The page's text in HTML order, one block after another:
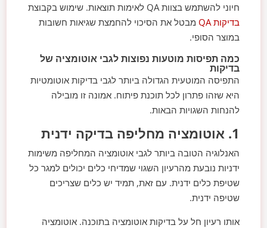
חיוני להשתמש בצוות QA לאימות תוצאות. שימוש בקבוצת
בדיקות QA
מבטל את הסיכוי להחמצת שגיאות חשובות
במוצר הסופי.
כמה תפיסות מוטעות נפוצות לגבי אוטומציה של
בדיקות
התפיסה המוטעית הגדולה ביותר לגבי בדיקות אוטומטיות
היא שזהו פתרון לכל תוכנת פיתוח. אמונה זו מובילה
להנחות השגויות הבאות.
1. אוטומציה מחליפה בדיקה ידנית
האנלוגיה הטובה ביותר לגבי אוטומציה המחליפה משימות
ידניות נובעת מהרעיון השגוי שמדיחי כלים יכולים למגר כל
שטיפת כלים ידנית. עם זאת, תמיד יש כלים שצריכים
שטיפה ידנית.
אותו רעיון חל על בדיקות אוטומציה בתוכנה. אוטומציה